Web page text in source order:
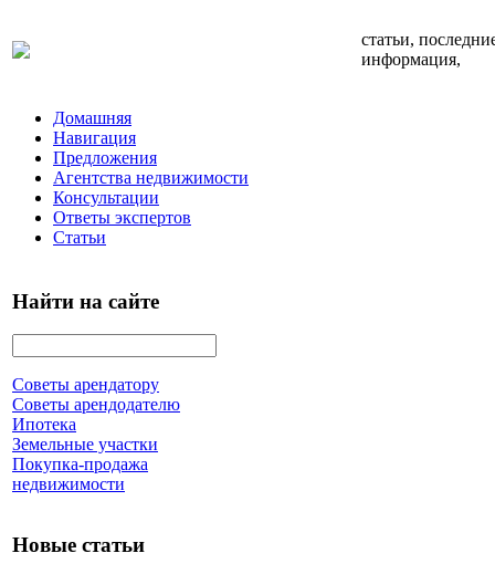
статьи,
информация,
Домашняя
Навигация
Предложения
Агентства недвижимости
Консультации
Ответы экспертов
Статьи
Найти на сайте
Советы арендатору
Советы арендодателю
Ипотека
Земельные участки
Покупка-продажа
недвижимости
Новые статьи